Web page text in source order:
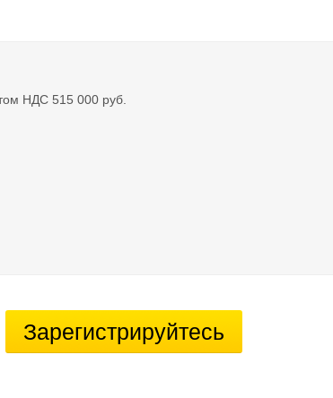
НДС 515 000 руб.
Зарегистрируйтесь